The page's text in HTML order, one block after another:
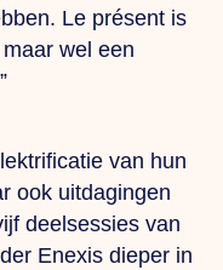
Le présent is
wel een
van hun
ook uitdagingen
deelsessies van
Enexis dieper in